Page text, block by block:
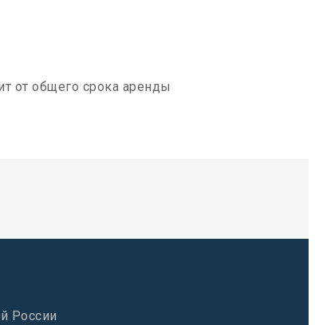
от общего срока аренды
России